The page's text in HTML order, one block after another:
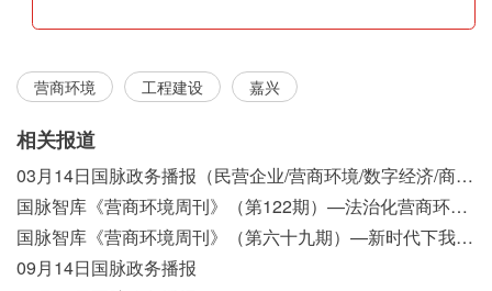
营商环境 工程建设 嘉兴
相关报道
03月14日国脉政务播报（民营企业/营商环境/数字经济/商事制度改革）
国脉智库《营商环境周刊》（第122期）—法治化营商环境视域下我国行政执法公示制度浅析
国脉智库《营商环境周刊》（第六十九期）—新时代下我国营商环境标准体系构建初探
09月14日国脉政务播报